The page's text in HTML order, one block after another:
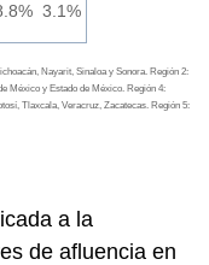
3.1%
Nayarit, Sinaloa y Sonora. Región 2:
México y Estado de México. Región 4:
Tlaxcala, Veracruz, Zacatecas. Región 5:
a la
de afluencia en